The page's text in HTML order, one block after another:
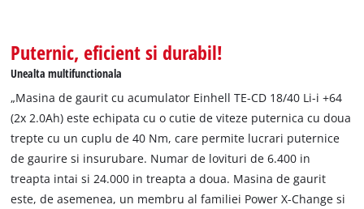
Puternic, eficient si durabil!
Unealta multifunctionala
„Masina de gaurit cu acumulator Einhell TE-CD 18/40 Li-i +64
(2x 2.0Ah) este echipata cu o cutie de viteze puternica cu doua
trepte cu un cuplu de 40 Nm, care permite lucrari puternice
de gaurire si insurubare. Numar de lovituri de 6.400 in
treapta intai si 24.000 in treapta a doua. Masina de gaurit
este, de asemenea, un membru al familiei Power X-Change si